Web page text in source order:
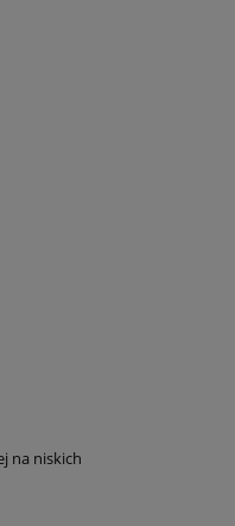
na niskich